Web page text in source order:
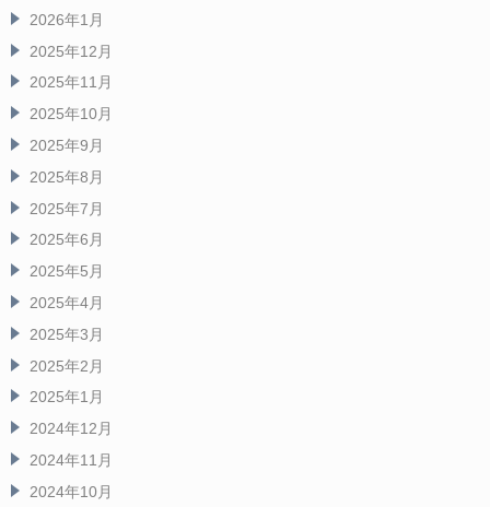
2026年1月
2025年12月
2025年11月
2025年10月
2025年9月
2025年8月
2025年7月
2025年6月
2025年5月
2025年4月
2025年3月
2025年2月
2025年1月
2024年12月
2024年11月
2024年10月